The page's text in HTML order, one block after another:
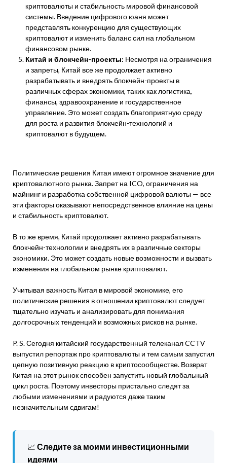
криптовалюты и стабильность мировой финансовой
системы. Введение цифрового юаня может
представлять конкуренцию для существующих
криптовалют и изменить баланс сил на глобальном
финансовом рынке.
Китай и блокчейн-проекты: Несмотря на ограничения
и запреты, Китай все же продолжает активно
разрабатывать и внедрять блокчейн-проекты в
различных сферах экономики, таких как логистика,
финансы, здравоохранение и государственное
управление. Это может создать благоприятную среду
для роста и развития блокчейн-технологий и
криптовалют в будущем.
Политические решения Китая имеют огромное значение для
криптовалютного рынка. Запрет на ICO, ограничения на
майнинг и разработка собственной цифровой валюты — все
эти факторы оказывают непосредственное влияние на цены
и стабильность криптовалют.
В то же время, Китай продолжает активно разрабатывать
блокчейн-технологии и внедрять их в различные секторы
экономики. Это может создать новые возможности и вызвать
изменения на глобальном рынке криптовалют.
Учитывая важность Китая в мировой экономике, его
политические решения в отношении криптовалют следует
тщательно изучать и анализировать для понимания
долгосрочных тенденций и возможных рисков на рынке.
P. S. Сегодня китайский государственный телеканал CCTV
выпустил репортаж про криптовалюты и тем самым запустил
цепную позитивную реакцию в криптосообществе. Возврат
Китая на этот рынок способен запустить новый глобальный
цикл роста. Поэтому инвесторы пристально следят за
любыми изменениями и радуются даже таким
незначительным сдвигам!
📈 Следите за моими инвестиционными
идеями